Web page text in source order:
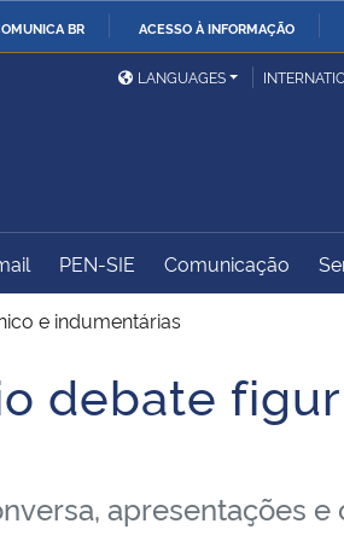
BR ACESSO À INFORMAÇÃO
Ministério das Relações
Exteriores
Controladoria-Geral da
União
Banco Central do Brasil
LANGUAGES
PEN-SIE Comunicação
e indumentárias
debate
apresentações